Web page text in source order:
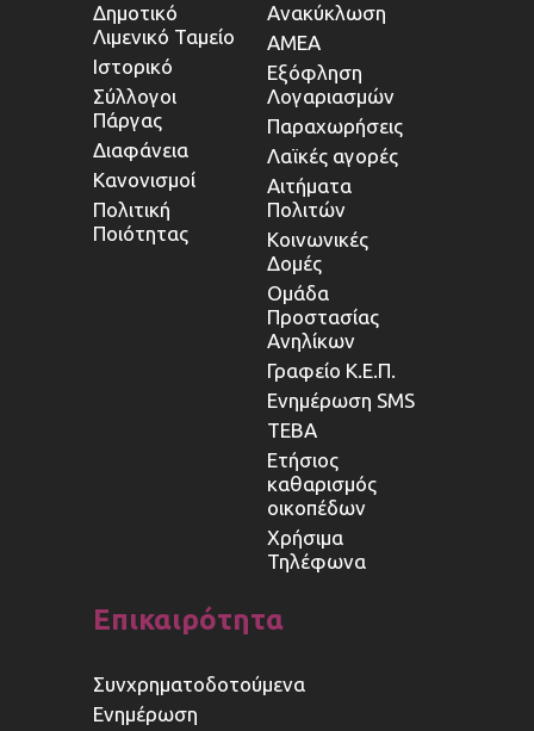
Δημοτικό
Λιμενικό Ταμείο
Ιστορικό
Σύλλογοι
Πάργας
Διαφάνεια
Κανονισμοί
Πολιτική
Ποιότητας
Ανακύκλωση
ΑΜΕΑ
Εξόφληση
Λογαριασμών
Παραχωρήσεις
Λαϊκές αγορές
Αιτήματα
Πολιτών
Κοινωνικές
Δομές
Ομάδα
Προστασίας
Ανηλίκων
Γραφείο Κ.Ε.Π.
Ενημέρωση SMS
ΤΕΒΑ
Ετήσιος
καθαρισμός
οικοπέδων
Χρήσιμα
Τηλέφωνα
Επικαιρότητα
Συνχρηματοδοτούμενα
Ενημέρωση